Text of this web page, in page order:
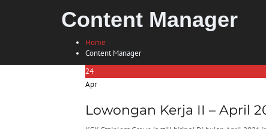
Content Manager
Home
Content Manager
24
Apr
Lowongan Kerja II – April